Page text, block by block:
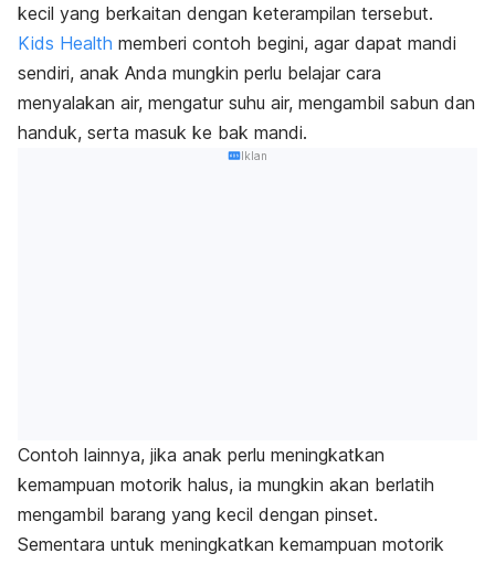
kecil yang berkaitan dengan keterampilan tersebut.
Kids Health memberi contoh begini, agar dapat mandi
sendiri, anak Anda mungkin perlu belajar cara
menyalakan air, mengatur suhu air, mengambil sabun dan
handuk, serta masuk ke bak mandi.
Iklan
Contoh lainnya, jika anak perlu meningkatkan
kemampuan motorik halus, ia mungkin akan berlatih
mengambil barang yang kecil dengan pinset.
Sementara untuk meningkatkan kemampuan motorik